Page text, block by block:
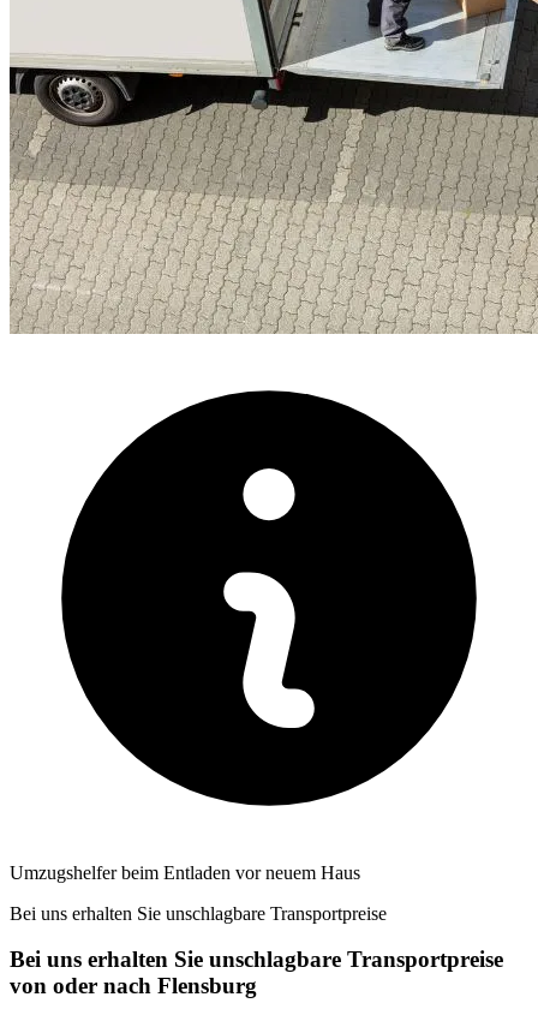
Umzugshelfer beim Entladen vor neuem Haus
Bei uns erhalten Sie unschlagbare Transportpreise
Bei uns erhalten Sie unschlagbare Transportpreise
von oder nach Flensburg